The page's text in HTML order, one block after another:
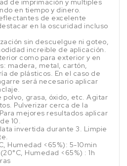
de imprimación y multiples
en tiempo y dinero.
de excelente
en la oscuridad incluso
sin descuelgue ni goteo,
increible de aplicación.
como para exterior y en
madera, metal, cartón,
de plásticos. En el caso de
será necesario aplicar
polvo, grasa, óxido, etc. Agitar
Pulverizar cerca de la
mejores resultados aplicar
10.
invertida durante 3. Limpie
Humedad <65%): 5-10min
Humedad <65%) : 1h